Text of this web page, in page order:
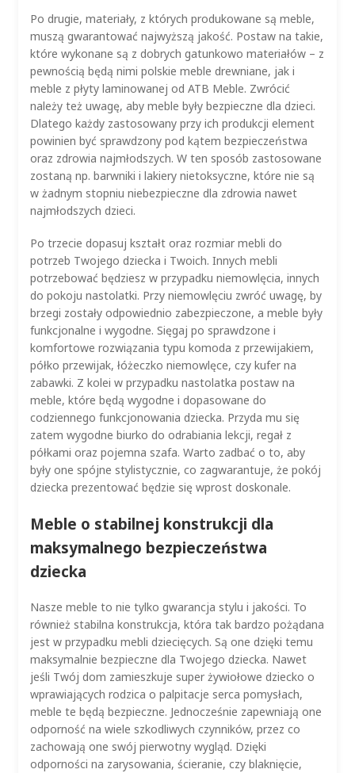
Po drugie, materiały, z których produkowane są meble,
muszą gwarantować najwyższą jakość. Postaw na takie,
które wykonane są z dobrych gatunkowo materiałów – z
pewnością będą nimi polskie meble drewniane, jak i
meble z płyty laminowanej od ATB Meble. Zwrócić
należy też uwagę, aby meble były bezpieczne dla dzieci.
Dlatego każdy zastosowany przy ich produkcji element
powinien być sprawdzony pod kątem bezpieczeństwa
oraz zdrowia najmłodszych. W ten sposób zastosowane
zostaną np. barwniki i lakiery nietoksyczne, które nie są
w żadnym stopniu niebezpieczne dla zdrowia nawet
najmłodszych dzieci.
Po trzecie dopasuj kształt oraz rozmiar mebli do
potrzeb Twojego dziecka i Twoich. Innych mebli
potrzebować będziesz w przypadku niemowlęcia, innych
do pokoju nastolatki. Przy niemowlęciu zwróć uwagę, by
brzegi zostały odpowiednio zabezpieczone, a meble były
funkcjonalne i wygodne. Sięgaj po sprawdzone i
komfortowe rozwiązania typu komoda z przewijakiem,
półko przewijak, łóżeczko niemowlęce, czy kufer na
zabawki. Z kolei w przypadku nastolatka postaw na
meble, które będą wygodne i dopasowane do
codziennego funkcjonowania dziecka. Przyda mu się
zatem wygodne biurko do odrabiania lekcji, regał z
półkami oraz pojemna szafa. Warto zadbać o to, aby
były one spójne stylistycznie, co zagwarantuje, że pokój
dziecka prezentować będzie się wprost doskonale.
Meble o stabilnej konstrukcji dla
maksymalnego bezpieczeństwa
dziecka
Nasze meble to nie tylko gwarancja stylu i jakości. To
również stabilna konstrukcja, która tak bardzo pożądana
jest w przypadku mebli dziecięcych. Są one dzięki temu
maksymalnie bezpieczne dla Twojego dziecka. Nawet
jeśli Twój dom zamieszkuje super żywiołowe dziecko o
wprawiających rodzica o palpitacje serca pomysłach,
meble te będą bezpieczne. Jednocześnie zapewniają one
odporność na wiele szkodliwych czynników, przez co
zachowają one swój pierwotny wygląd. Dzięki
odporności na zarysowania, ścieranie, czy blaknięcie,